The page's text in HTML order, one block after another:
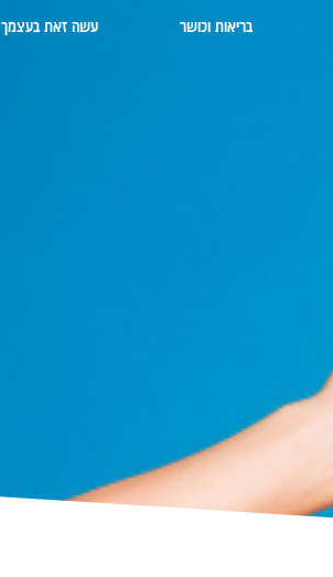
בריאות וכושר עשה זאת בעצמך